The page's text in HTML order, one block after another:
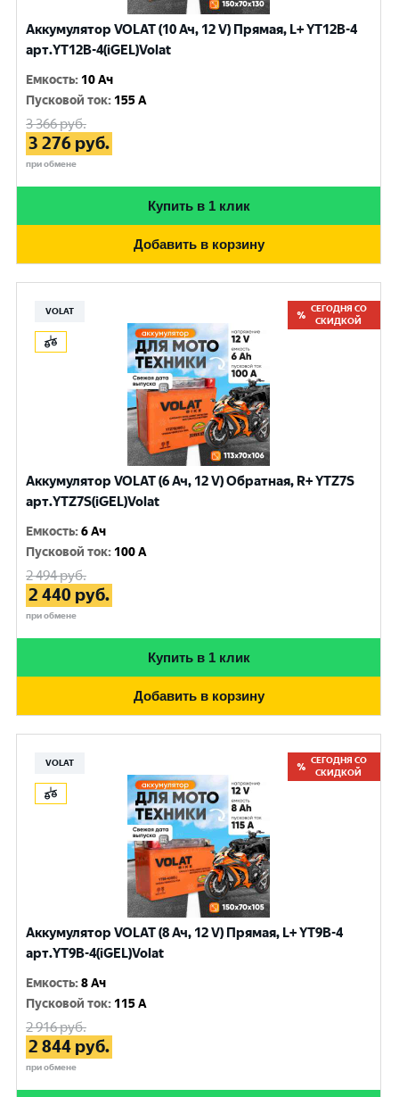
Аккумулятор VOLAT (10 Ач, 12 V) Прямая, L+ YT12B-4
арт.YT12B-4(iGEL)Volat
Емкость: 10 Ач
Пусковой ток: 155 A
3 366руб.
3 276 руб.
при обмене
Купить в 1 клик
Добавить в корзину
VOLAT
СЕГОДНЯ СО
СКИДКОЙ
Аккумулятор VOLAT (6 Ач, 12 V) Обратная, R+ YTZ7S
арт.YTZ7S(iGEL)Volat
Емкость:6 Ач
Пусковой ток: 100 A
2 494руб.
2 440 руб.
при обмене
Купить в 1 клик
Добавить в корзину
VOLAT
СЕГОДНЯ СО
СКИДКОЙ
Аккумулятор VOLAT (8 Ач, 12 V) Прямая, L+ YT9B-4
арт.YT9B-4(iGEL)Volat
Емкость:8 Ач
Пусковой ток: 115 A
2 916руб.
2 844 руб.
при обмене